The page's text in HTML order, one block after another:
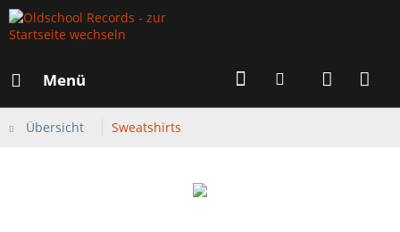
Menü
Übersicht Sweatshirts